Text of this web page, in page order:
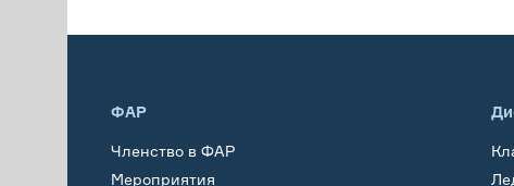
ФАР
Членство в ФАР
Мероприятия